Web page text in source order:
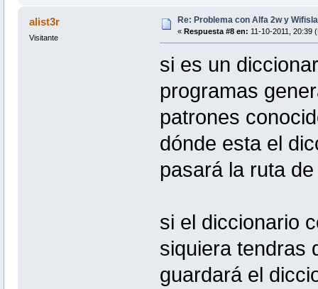
alist3r
Visitante
Re: Problema con Alfa 2w y
« Respuesta #8 en: 11-10-2011, 20:39
si es un
programas
patrones
dónde esta el
pasará la ruta
si el diccionario
siquiera tendras
guardará el